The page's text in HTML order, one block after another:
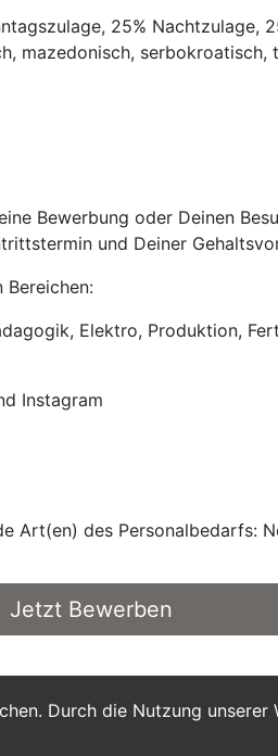
Durch die Nutzung unserer
25% Nachtzulage,
mazedonisch, serbokroatisch,
Bewerbung oder Deinen
und Deiner
Elektro, Produktion,
Instagram
Art(en) des Personalbedarfs:
Jetzt Bewerben